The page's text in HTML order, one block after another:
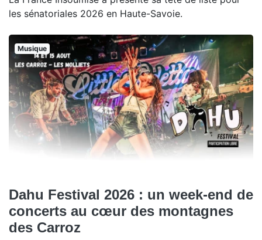
les sénatoriales 2026 en Haute-Savoie.
Musique
Dahu Festival 2026 : un week-end de
concerts au cœur des montagnes
des Carroz